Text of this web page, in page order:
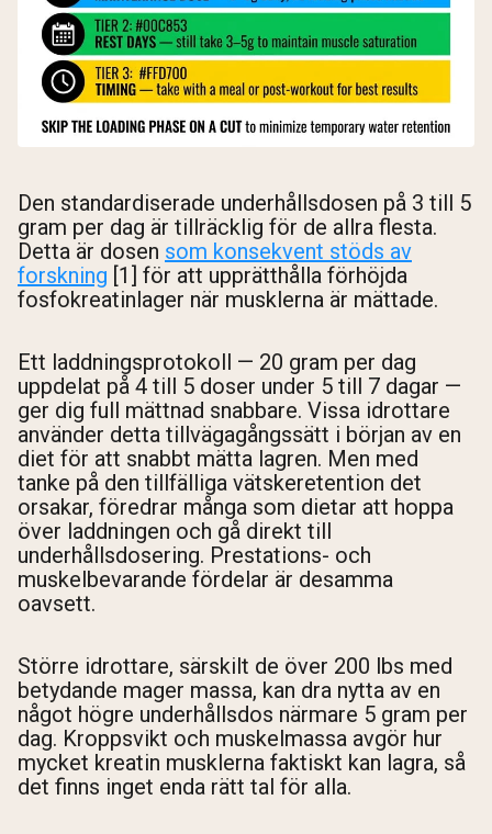
Den standardiserade underhållsdosen på 3 till 5
gram per dag är tillräcklig för de allra flesta.
Detta är dosen som konsekvent stöds av
forskning [1] för att upprätthålla förhöjda
fosfokreatinlager när musklerna är mättade.
Ett laddningsprotokoll — 20 gram per dag
uppdelat på 4 till 5 doser under 5 till 7 dagar —
ger dig full mättnad snabbare. Vissa idrottare
använder detta tillvägagångssätt i början av en
diet för att snabbt mätta lagren. Men med
tanke på den tillfälliga vätskeretention det
orsakar, föredrar många som dietar att hoppa
över laddningen och gå direkt till
underhållsdosering. Prestations- och
muskelbevarande fördelar är desamma
oavsett.
Större idrottare, särskilt de över 200 lbs med
betydande mager massa, kan dra nytta av en
något högre underhållsdos närmare 5 gram per
dag. Kroppsvikt och muskelmassa avgör hur
mycket kreatin musklerna faktiskt kan lagra, så
det finns inget enda rätt tal för alla.